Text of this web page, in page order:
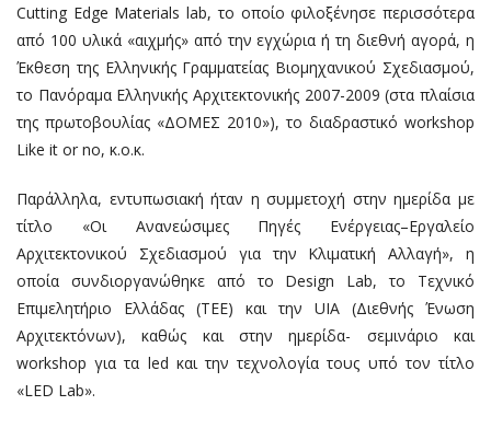
Cutting Edge Materials lab, το οποίο φιλοξένησε περισσότερα
από 100 υλικά «αιχμής» από την εγχώρια ή τη διεθνή αγορά, η
Έκθεση της Ελληνικής Γραμματείας Βιομηχανικού Σχεδιασμού,
το Πανόραμα Ελληνικής Αρχιτεκτονικής 2007-2009 (στα πλαίσια
της πρωτοβουλίας «ΔΟΜΕΣ 2010»), το διαδραστικό workshop
Like it or no, κ.ο.κ.
Παράλληλα, εντυπωσιακή ήταν η συμμετοχή στην ημερίδα με
τίτλο «Οι Ανανεώσιμες Πηγές Ενέργειας–Εργαλείο
Αρχιτεκτονικού Σχεδιασμού για την Κλιματική Αλλαγή», η
οποία συνδιοργανώθηκε από το Design Lab, το Τεχνικό
Επιμελητήριο Ελλάδας (ΤΕΕ) και την UIA (Διεθνής Ένωση
Αρχιτεκτόνων), καθώς και στην ημερίδα- σεμινάριο και
workshop για τα led και την τεχνολογία τους υπό τον τίτλο
«LED Lab».